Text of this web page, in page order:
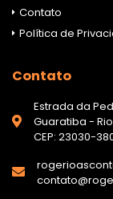
Contato
Política de
Contato
Estrada da
Guaratiba -
CEP: 23030-